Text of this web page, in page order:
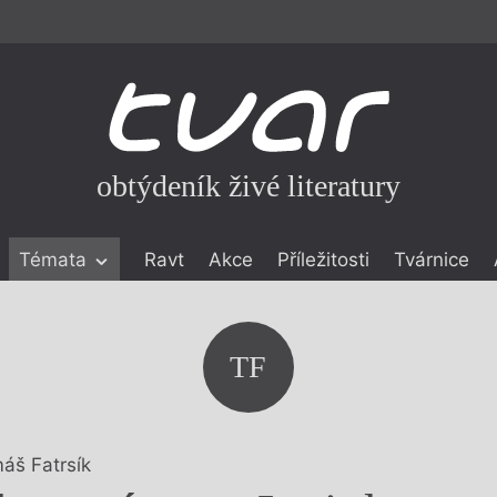
obtýdeník živé literatury
Témata Ravt Akce Příležitosti Tvárnice
TF
Fatrsík